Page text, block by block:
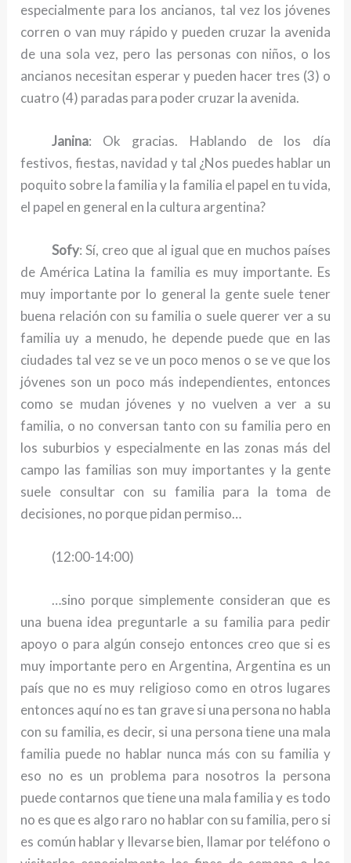
especialmente para los ancianos, tal vez los jóvenes
corren o van muy rápido y pueden cruzar la avenida
de una sola vez, pero las personas con niños, o los
ancianos necesitan esperar y pueden hacer tres (3) o
cuatro (4) paradas para poder cruzar la avenida.
Janina: Ok gracias. Hablando de los día
festivos, fiestas, navidad y tal ¿Nos puedes hablar un
poquito sobre la familia y la familia el papel en tu vida,
el papel en general en la cultura argentina?
Sofy: Sí, creo que al igual que en muchos países
de América Latina la familia es muy importante. Es
muy importante por lo general la gente suele tener
buena relación con su familia o suele querer ver a su
familia uy a menudo, he depende puede que en las
ciudades tal vez se ve un poco menos o se ve que los
jóvenes son un poco más independientes, entonces
como se mudan jóvenes y no vuelven a ver a su
familia, o no conversan tanto con su familia pero en
los suburbios y especialmente en las zonas más del
campo las familias son muy importantes y la gente
suele consultar con su familia para la toma de
decisiones, no porque pidan permiso…
(12:00-14:00)
…sino porque simplemente consideran que es
una buena idea preguntarle a su familia para pedir
apoyo o para algún consejo entonces creo que si es
muy importante pero en Argentina, Argentina es un
país que no es muy religioso como en otros lugares
entonces aquí no es tan grave si una persona no habla
con su familia, es decir, si una persona tiene una mala
familia puede no hablar nunca más con su familia y
eso no es un problema para nosotros la persona
puede contarnos que tiene una mala familia y es todo
no es que es algo raro no hablar con su familia, pero si
es común hablar y llevarse bien, llamar por teléfono o